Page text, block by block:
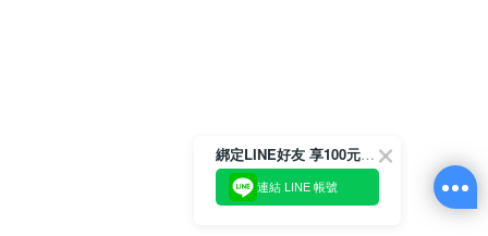
綁定LINE好友 享100元折價券
連結 LINE 帳號